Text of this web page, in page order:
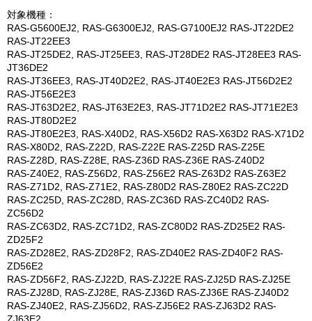
対象機種：
RAS-G5600EJ2, RAS-G6300EJ2, RAS-G7100EJ2 RAS-JT22DE2
RAS-JT22EE3
RAS-JT25DE2, RAS-JT25EE3, RAS-JT28DE2 RAS-JT28EE3 RAS-
JT36DE2
RAS-JT36EE3, RAS-JT40D2E2, RAS-JT40E2E3 RAS-JT56D2E2
RAS-JT56E2E3
RAS-JT63D2E2, RAS-JT63E2E3, RAS-JT71D2E2 RAS-JT71E2E3
RAS-JT80D2E2
RAS-JT80E2E3, RAS-X40D2, RAS-X56D2 RAS-X63D2 RAS-X71D2
RAS-X80D2, RAS-Z22D, RAS-Z22E RAS-Z25D RAS-Z25E
RAS-Z28D, RAS-Z28E, RAS-Z36D RAS-Z36E RAS-Z40D2
RAS-Z40E2, RAS-Z56D2, RAS-Z56E2 RAS-Z63D2 RAS-Z63E2
RAS-Z71D2, RAS-Z71E2, RAS-Z80D2 RAS-Z80E2 RAS-ZC22D
RAS-ZC25D, RAS-ZC28D, RAS-ZC36D RAS-ZC40D2 RAS-
ZC56D2
RAS-ZC63D2, RAS-ZC71D2, RAS-ZC80D2 RAS-ZD25E2 RAS-
ZD25F2
RAS-ZD28E2, RAS-ZD28F2, RAS-ZD40E2 RAS-ZD40F2 RAS-
ZD56E2
RAS-ZD56F2, RAS-ZJ22D, RAS-ZJ22E RAS-ZJ25D RAS-ZJ25E
RAS-ZJ28D, RAS-ZJ28E, RAS-ZJ36D RAS-ZJ36E RAS-ZJ40D2
RAS-ZJ40E2, RAS-ZJ56D2, RAS-ZJ56E2 RAS-ZJ63D2 RAS-